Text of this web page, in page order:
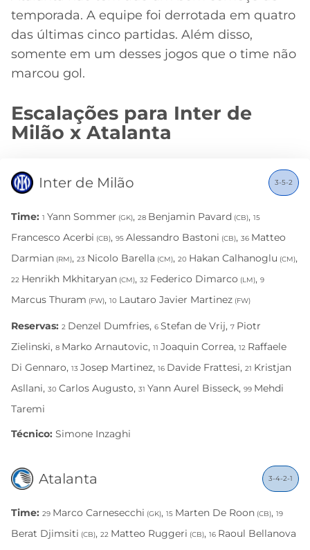
temporada. A equipe foi derrotada em quatro
das últimas cinco partidas. Além disso,
somente em um desses jogos que o time não
marcou gol.
Escalações para Inter de
Milão x Atalanta